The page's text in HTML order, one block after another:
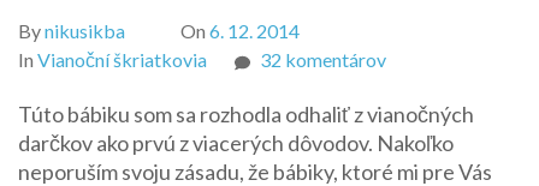
Bynikusikba On 6. 12. 2014
In Vianoční škriatkovia 32 komentárovna
Illustrated
Barbie
2014
Túto bábiku som sa rozhodla odhaliť z vianočných
darčkov ako prvú z viacerých dôvodov. Nakoľko
neporuším svoju zásadu, že bábiky, ktoré mi pre Vás